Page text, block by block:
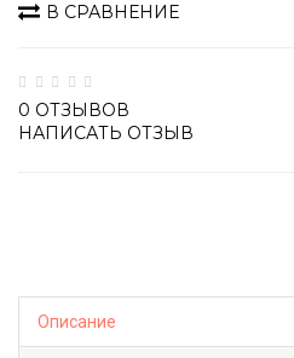
В СРАВНЕНИЕ
0 ОТЗЫВОВ
НАПИСАТЬ ОТЗЫВ
Описание